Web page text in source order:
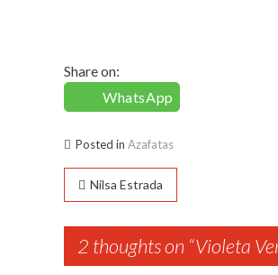
Share on:
WhatsApp
Posted in Azafatas
Navegación
de
entradas
Nilsa Estrada
2 thoughts on “Violeta